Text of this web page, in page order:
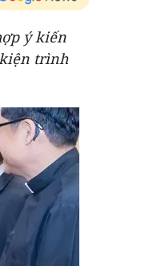
ý kiến
kiện trình